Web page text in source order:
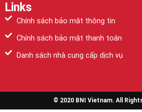
Links
Chính sách bảo mật thông tin
Chính sách bảo mật thanh toán
Danh sách nhà cung cấp dịch vụ
© 2020 BNI Vietnam. All